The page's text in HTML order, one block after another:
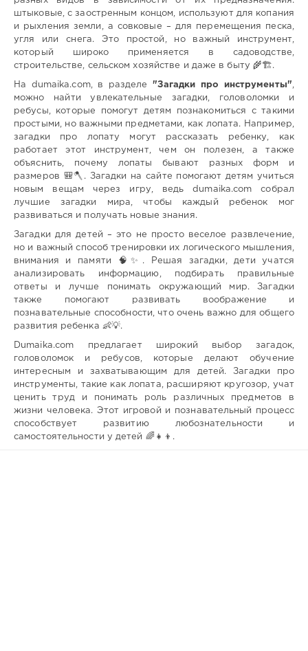
штыковые, с заостренным концом, используют для копания
и рыхления земли, а совковые – для перемещения песка,
угля или снега. Это простой, но важный инструмент,
который широко применяется в садоводстве,
строительстве, сельском хозяйстве и даже в быту 🌾🏗️.
На dumaika.com, в разделе "Загадки про инструменты"
можно найти увлекательные загадки, головоломки и
ребусы, которые помогут детям познакомиться с такими
простыми, но важными предметами, как лопата. Например,
загадки про лопату могут рассказать ребенку, как
работает этот инструмент, чем он полезен, а также
объяснить, почему лопаты бывают разных форм и
размеров 🎒🪓. Загадки на сайте помогают детям учиться
новым вещам через игру, ведь dumaika.com собрал
лучшие загадки мира, чтобы каждый ребенок мог
развиваться и получать новые знания.
Загадки для детей – это не просто веселое развлечение,
но и важный способ тренировки их логического мышления,
внимания и памяти 🧠✨. Решая загадки, дети учатся
анализировать информацию, подбирать правильные
ответы и лучше понимать окружающий мир. Загадки
также помогают развивать воображение и
познавательные способности, что очень важно для общего
развития ребенка 👶💡.
Dumaika.com предлагает широкий выбор загадок,
головоломок и ребусов, которые делают обучение
интересным и захватывающим для детей. Загадки про
инструменты, такие как лопата, расширяют кругозор, учат
ценить труд и понимать роль различных предметов в
жизни человека. Этот игровой и познавательный процесс
способствует развитию любознательности и
самостоятельности у детей 🌈👧👦.